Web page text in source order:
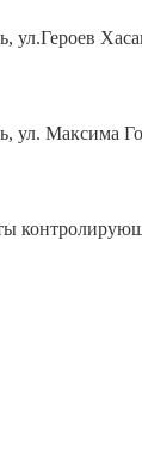
ул.Героев
ул. Максима